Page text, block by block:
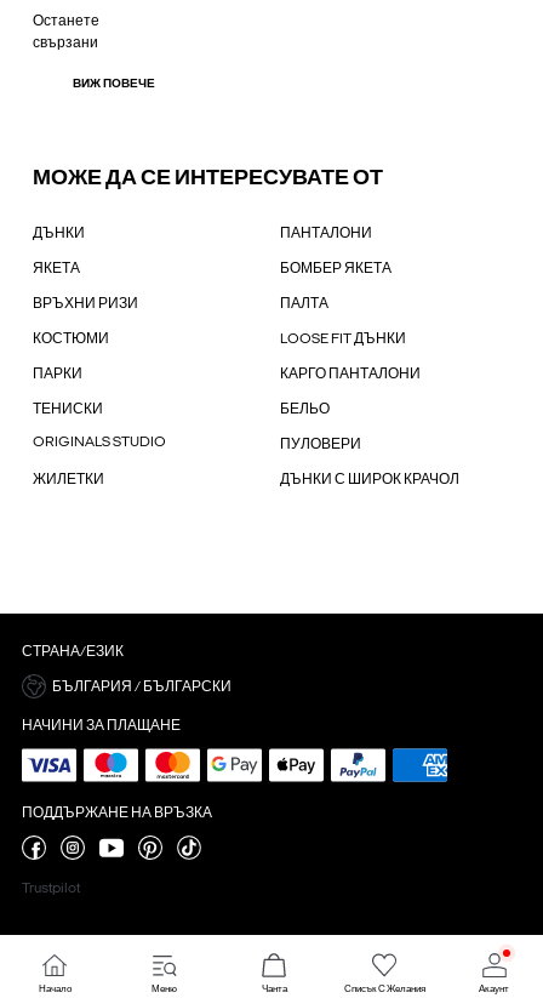
Останете
свързани
ВИЖ ПОВЕЧЕ
МОЖЕ ДА СЕ ИНТЕРЕСУВАТЕ ОТ
ДЪНКИ ПАНТАЛОНИ
ЯКЕТА БОМБЕР ЯКЕТА
ВРЪХНИ РИЗИ ПАЛТА
КОСТЮМИ LOOSE FIT ДЪНКИ
ПАРКИ КАРГО ПАНТАЛОНИ
ТЕНИСКИ БЕЛЬО
ORIGINALS STUDIO ПУЛОВЕРИ
ЖИЛЕТКИ ДЪНКИ С ШИРОК КРАЧОЛ
СТРАНА/ЕЗИК
БЪЛГАРИЯ / БЪЛГАРСКИ
НАЧИНИ ЗА ПЛАЩАНЕ
ПОДДЪРЖАНЕ НА ВРЪЗКА
Trustpilot
настройки за бисквитки
Начало Меню Чанта Списък С Желания Акаунт